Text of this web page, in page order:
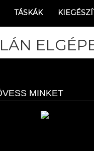
TÁSKÁK
MINKET